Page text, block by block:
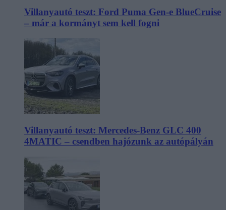
Villanyautó teszt: Ford Puma Gen-e BlueCruise
– már a kormányt sem kell fogni
Villanyautó teszt: Mercedes-Benz GLC 400
4MATIC – csendben hajózunk az autópályán